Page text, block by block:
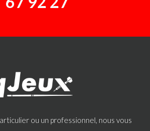
ou un professionnel, nous vous